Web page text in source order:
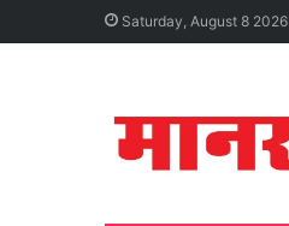
Saturday, August 8 2026